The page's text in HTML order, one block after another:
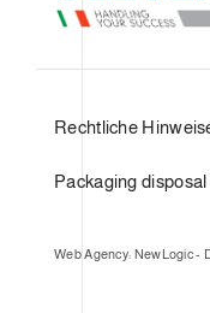
Rechtliche
Packaging disposal
Web Agency: NewLogic -